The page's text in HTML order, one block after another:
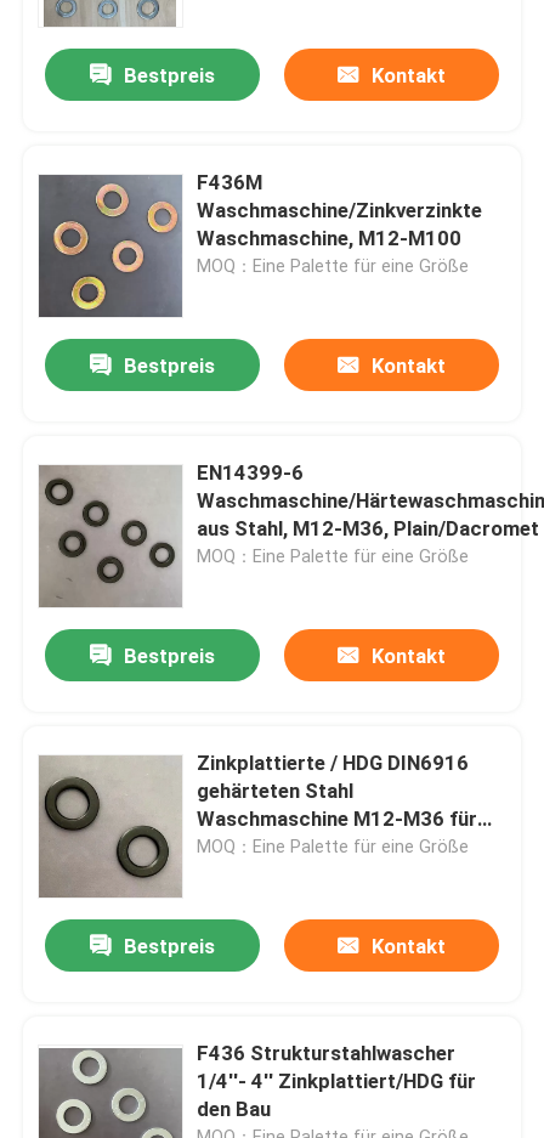
Produkte
Über uns
Fabrik Tour
Referenzen
Flachstahlwaschmaschine
Verhärtetes Stahlwaschgerät
Strukturalstahlspüler
Schwere Waschmaschine
Bestpreis Kontakt
F436M
Waschmaschine/Zinkverzinkte
Waschmaschine, M12-M100
MOQ：Eine Palette für eine Größe
Bestpreis Kontakt
EN14399-6
Waschmaschine/
aus Stahl, M12-M36, Plain/Dacromet
MOQ：Eine Palette für eine Größe
Bestpreis Kontakt
Zinkplattierte / HDG DIN6916
gehärteten Stahl
Waschmaschine M12-M36 für
schwere Maschinen
MOQ：Eine Palette für eine Größe
Bestpreis Kontakt
F436 Strukturstahlwascher
1/4''- 4'' Zinkplattiert/HDG für
den Bau